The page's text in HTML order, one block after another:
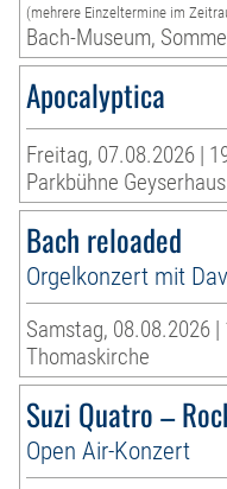
(mehrere Einzeltermine im
Bach-Museum,
Apocalyptica
Freitag, 07.08.2026 |
Parkbühne Geyserhaus
Bach reloaded
Orgelkonzert mit
Samstag, 08.08.2026 |
Thomaskirche
Suzi Quatro –
Open Air-Konzert